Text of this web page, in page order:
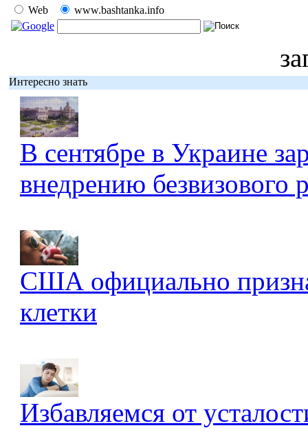
Web www.bashtanka.info
Интересно знать
В сентябре в Украине
внедрению безвизового
США официально
клетки
Избавляемся от